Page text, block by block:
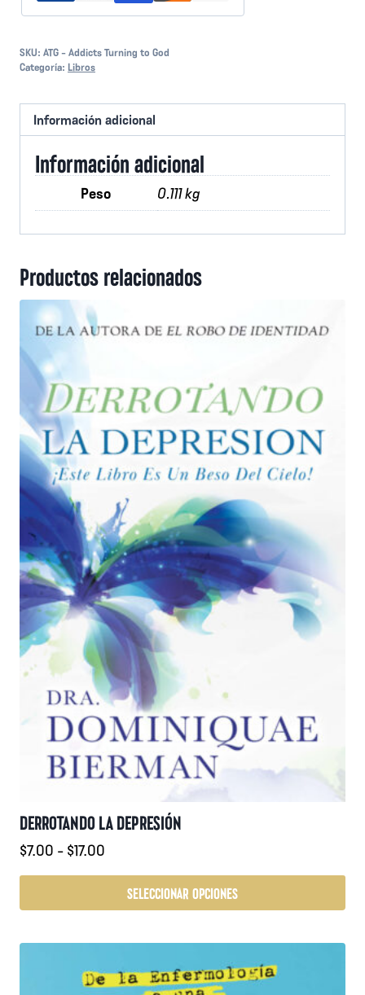
SKU: ATG - Addicts Turning to God
Categoría: Libros
Información adicional
Información adicional
Peso 0.111 kg
Productos relacionados
DERROTANDO LA DEPRESIÓN
$7.00 - $17.00
precios:
desde
$17.00
SELECCIONAR OPCIONES
producto